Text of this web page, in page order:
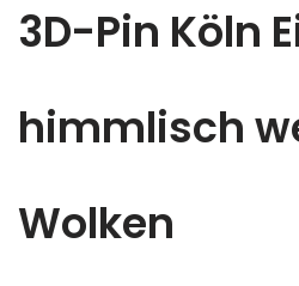
3D-Pin Köln
himmlisch
Wolken